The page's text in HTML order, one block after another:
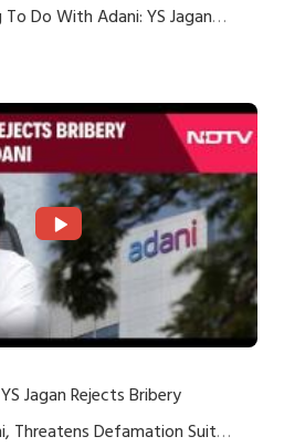
Do With Adani: YS Jagan
Jagan Rejects Bribery
Threatens Defamation Suit